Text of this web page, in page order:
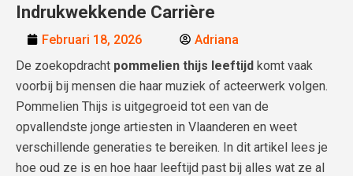
Indrukwekkende Carrière
Februari 18, 2026
Adriana
De zoekopdracht pommelien thijs leeftijd komt vaak
voorbij bij mensen die haar muziek of acteerwerk volgen.
Pommelien Thijs is uitgegroeid tot een van de
opvallendste jonge artiesten in Vlaanderen en weet
verschillende generaties te bereiken. In dit artikel lees je
hoe oud ze is en hoe haar leeftijd past bij alles wat ze al